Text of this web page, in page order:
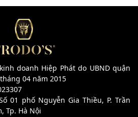
doanh Hiệp Phát do UBND quận
04 năm 2015
01 phố Nguyễn Gia Thiều, P. Trần
Tp. Hà Nội